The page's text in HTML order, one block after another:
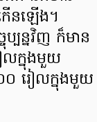
ើនឡើង។
បន្នវិញ ក៏មាន
លក្នុងមួយ
រៀលក្នុងមួយ